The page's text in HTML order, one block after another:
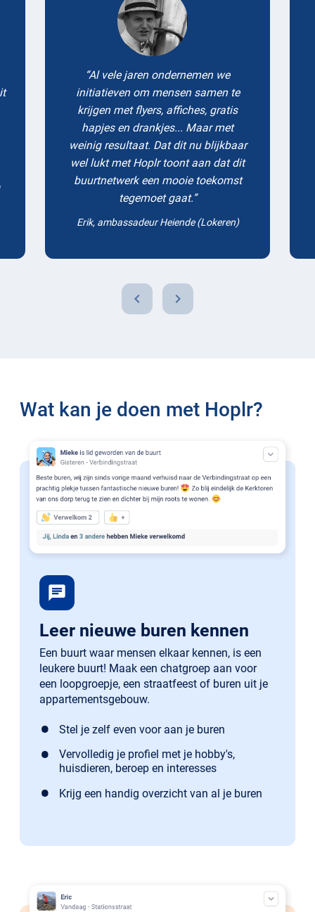
Al vele jaren ondernemen we
initiatieven om mensen samen te
krijgen met flyers, affiches, gratis
hapjes en drankjes... Maar met
weinig resultaat. Dat dit nu blijkbaar
wel lukt met Hoplr toont aan dat dit
buurtnetwerk een mooie toekomst
tegemoet gaat.
Erik, ambassadeur Heiende (Lokeren)
chevron_left chevron_right
Wat kan je doen met Hoplr?
chat
Leer nieuwe buren kennen
Een buurt waar mensen elkaar kennen, is een
leukere buurt! Maak een chatgroep aan voor
een loopgroepje, een straatfeest of buren uit je
appartementsgebouw.
Stel je zelf even voor aan je buren
Vervolledig je profiel met je hobby's,
huisdieren, beroep en interesses
Krijg een handig overzicht van al je buren